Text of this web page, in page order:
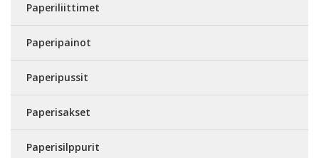
Paperiliittimet
Paperipainot
Paperipussit
Paperisakset
Paperisilppurit